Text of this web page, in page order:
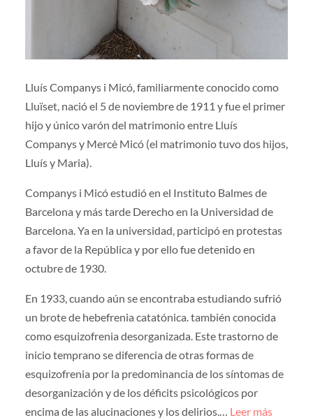
Lluís Companys i Micó, familiarmente conocido como
Lluïset, nació el 5 de noviembre de 1911 y fue el primer
hijo y único varón del matrimonio entre Lluís
Companys y Mercè Micó (el matrimonio tuvo dos hijos,
Lluís y Maria).
Companys i Micó estudió en el Instituto Balmes de
Barcelona y más tarde Derecho en la Universidad de
Barcelona. Ya en la universidad, participó en protestas
a favor de la República y por ello fue detenido en
octubre de 1930.
En 1933, cuando aún se encontraba estudiando sufrió
un brote de hebefrenia catatónica. también conocida
como esquizofrenia desorganizada. Este trastorno de
inicio temprano se diferencia de otras formas de
esquizofrenia por la predominancia de los síntomas de
desorganización y de los déficits psicológicos por
encima de las alucinaciones y los delirios.… Leer más